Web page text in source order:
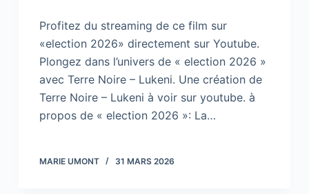
Profitez du streaming de ce film sur
«election 2026» directement sur Youtube.
Plongez dans l’univers de « election 2026 »
avec Terre Noire – Lukeni. Une création de
Terre Noire – Lukeni à voir sur youtube. à
propos de « election 2026 »: La…
MARIE UMONT 31 MARS 2026